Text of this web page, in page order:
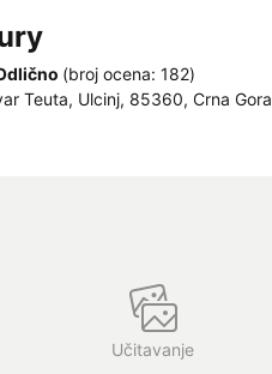
(broj ocena: 182)
Teuta, Ulcinj, 85360, Crna Gora
Učitavanje